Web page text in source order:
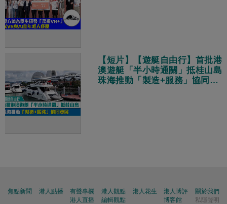
【短片】【遊艇自由行】首批港
澳遊艇「半小時通關」抵桂山島
珠海推動「製造+服務」協同發
焦點新聞 港人點播
有聲專欄
港人直播
港人觀點
編輯觀點
港人花生
港人博評
博客館
關於我們
私隱聲明